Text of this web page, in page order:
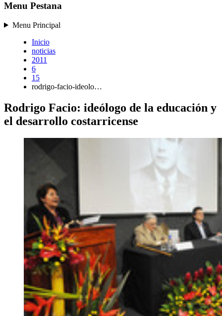
Menu Pestana
Menu Principal
Inicio
noticias
2011
6
15
rodrigo-facio-ideolo…
Rodrigo Facio: ideólogo de la educación y
el desarrollo costarricense